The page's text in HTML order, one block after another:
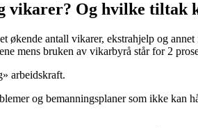
vikarer? Og hvilke
økende antall vikarer, ekstrahjelp og
mens bruken av vikarbyrå står for 2
arbeidskraft.
og bemanningsplaner som ikke